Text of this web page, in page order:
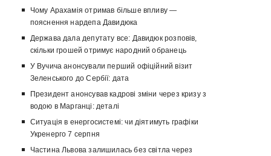
Чому Арахамія отримав більше впливу —
пояснення нардепа Давидюка
Держава дала депутату все: Давидюк розповів,
скільки грошей отримує народний обранець
У Вучича анонсували перший офіційний візит
Зеленського до Сербії: дата
Президент анонсував кадрові зміни через кризу з
водою в Марганці: деталі
Ситуація в енергосистемі: чи діятимуть графіки
Укренерго 7 серпня
Частина Львова залишилась без світла через